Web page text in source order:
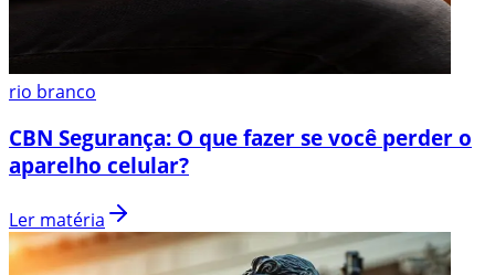
rio branco
CBN Segurança: O que fazer se você perder o
aparelho celular?
Ler matéria